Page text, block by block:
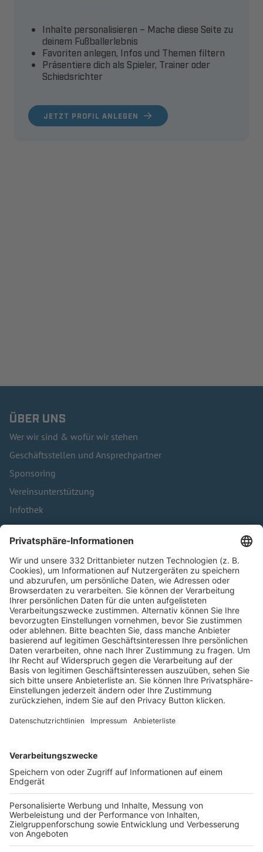
JETZT PROFIL ANLEGEN
Inhalte personalisieren – Mache diese Seite zu
deinem Fußballerlebnis
Favoriten anlegen, Infos und Themen filtern
Präsentiere dich als Spieler, Trainer oder
Schiedsrichter
ÜBER UNS
Wer wir sind & wofür wir stehen
Geschäftsstellen und Ansprechpartner
Sponsoring
Vereinsunterstützung
Infothek
Kontakt
HÄUFIG BESUCHTE SEITEN
Pässe und Vereinswechsel
Trainerausbildung
Schulungsangebot Vereinsmitarbeiter
BFV-Geschäftsstellen
Trainerbörse
Login SpielPlus
FOLGE DEM BFV
TOP-VEREINE
TOP-PARTNER